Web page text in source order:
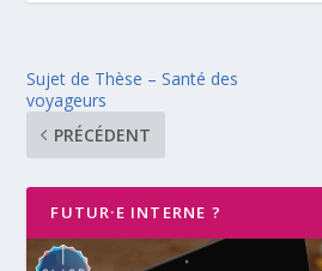
Sujet de Thèse – Santé des
voyageurs
PRÉCÉDENT
FUTUR·E INTERNE ?